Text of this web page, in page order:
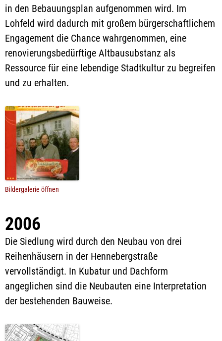
in den Bebauungsplan aufgenommen wird. Im
Lohfeld wird dadurch mit großem bürgerschaftlichem
Engagement die Chance wahrgenommen, eine
renovierungsbedürftige Altbausubstanz als
Ressource für eine lebendige Stadtkultur zu begreifen
und zu erhalten.
Bildergalerie öffnen
2006
Die Siedlung wird durch den Neubau von drei
Reihenhäusern in der Hennebergstraße
vervollständigt. In Kubatur und Dachform
angeglichen sind die Neubauten eine Interpretation
der bestehenden Bauweise.